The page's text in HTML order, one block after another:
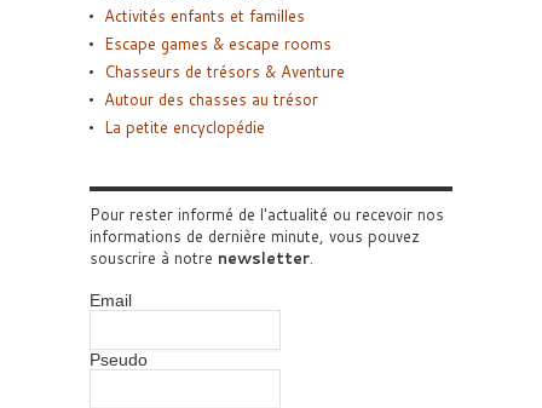
Activités enfants et familles
Escape games & escape rooms
Chasseurs de trésors & Aventure
Autour des chasses au trésor
La petite encyclopédie
Pour rester informé de l'actualité ou recevoir nos
informations de dernière minute, vous pouvez
souscrire à notre newsletter.
Email
Pseudo